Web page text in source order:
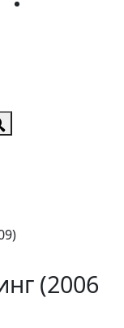
(2006